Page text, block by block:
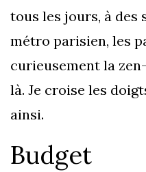
tous les jours, à des
métro parisien, les
curieusement la
là. Je croise les
ainsi.
Budget